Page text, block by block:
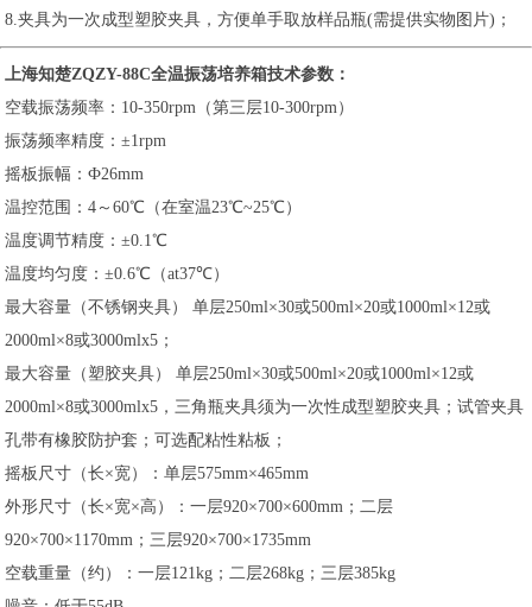
8.夹具为一次成型塑胶夹具，方便单手取放样品瓶(需提供实物图片)；
上海知楚ZQZY-88C全温振荡培养箱技术参数：
空载振荡频率：10-350rpm（第三层10-300rpm）
振荡频率精度：±1rpm
摇板振幅：Ф26mm
温控范围：4～60℃（在室温23℃~25℃）
温度调节精度：±0.1℃
温度均匀度：±0.6℃（at37℃）
最大容量（不锈钢夹具） 单层250ml×30或500ml×20或1000ml×12或
2000ml×8或3000mlx5；
最大容量（塑胶夹具） 单层250ml×30或500ml×20或1000ml×12或
2000ml×8或3000mlx5，三角瓶夹具须为一次性成型塑胶夹具；试管夹具
孔带有橡胶防护套；可选配粘性粘板；
摇板尺寸（长×宽）：单层575mm×465mm
外形尺寸（长×宽×高）：一层920×700×600mm；二层
920×700×1170mm；三层920×700×1735mm
空载重量（约）：一层121kg；二层268kg；三层385kg